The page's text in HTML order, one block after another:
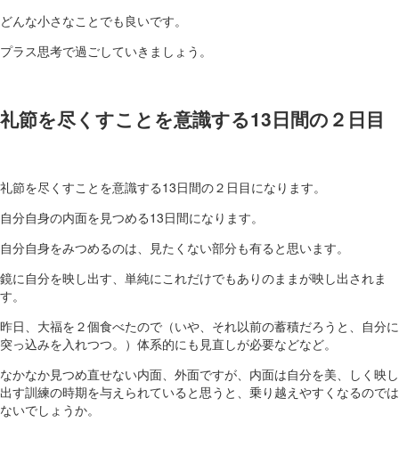
どんな小さなことでも良いです。
プラス思考で過ごしていきましょう。
礼節を尽くすことを意識する13日間の２日目
礼節を尽くすことを意識する13日間の２日目になります。
自分自身の内面を見つめる13日間になります。
自分自身をみつめるのは、見たくない部分も有ると思います。
鏡に自分を映し出す、単純にこれだけでもありのままが映し出されま
す。
昨日、大福を２個食べたので（いや、それ以前の蓄積だろうと、自分に
突っ込みを入れつつ。）体系的にも見直しが必要などなど。
なかなか見つめ直せない内面、外面ですが、内面は自分を美、しく映し
出す訓練の時期を与えられていると思うと、乗り越えやすくなるのでは
ないでしょうか。